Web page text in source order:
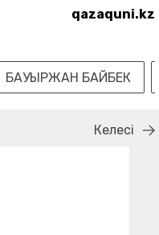
qazaquni.kz
БАУЫРЖАН БАЙБЕК
Келесі